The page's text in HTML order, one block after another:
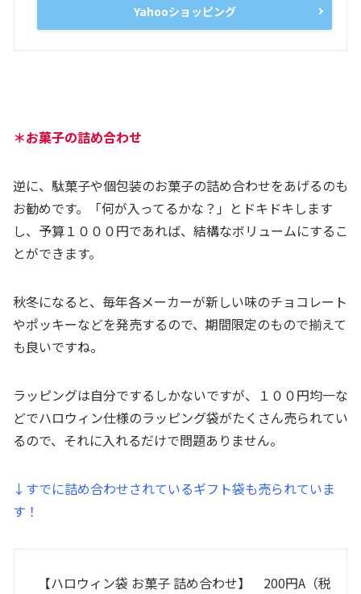
Yahooショッピング
＊お菓子の詰め合わせ
逆に、駄菓子や個包装のお菓子の詰め合わせをあげるのも
お勧めです。「何が入ってるかな？」とドキドキします
し、予算１０００円であれば、結構なボリュームにするこ
とができます。
秋冬になると、毎年各メーカーが新しい味のチョコレート
やポッキーなどを発売するので、期間限定のもので揃えて
も良いですね。
ラッピングは自分でするしかないですが、１００円均一な
どでハロウィン仕様のラッピング袋がたくさん売られてい
るので、それに入れるだけで問題ありません。
↓すでに詰め合わせされているギフト袋も売られていま
す！
【ハロウィン袋 お菓子 詰め合わせ】 200円A（税